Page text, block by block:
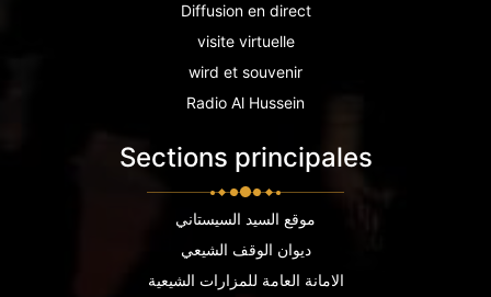
Diffusion en direct
visite virtuelle
wird et souvenir
Radio Al Hussein
Sections principales
موقع السيد السيستاني
ديوان الوقف الشيعي
الامانة العامة للمزارات الشيعية